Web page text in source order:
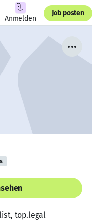
Anmelden
Job posten
top.legal